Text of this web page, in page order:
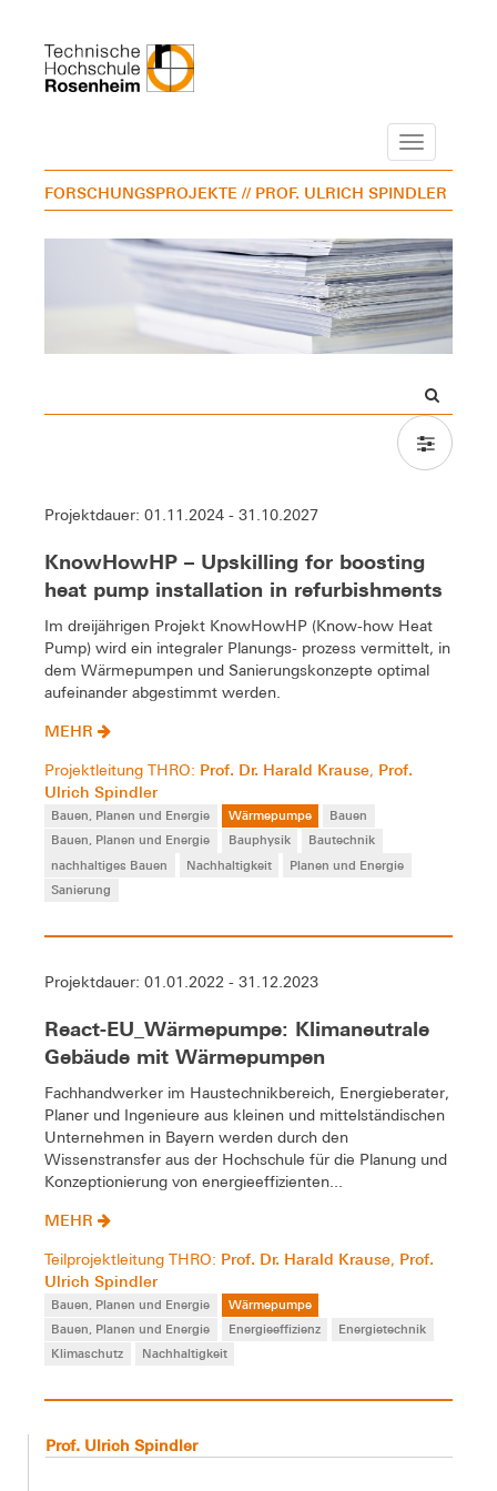
Navigation
FORSCHUNGSPROJEKTE // PROF. ULRICH SPINDLER
Projektdauer: 01.11.2024 - 31.10.2027
KnowHowHP – Upskilling for boosting
heat pump installation in refurbishments
Im dreijährigen Projekt KnowHowHP (Know-how Heat
Pump) wird ein integraler Planungs- prozess vermittelt, in
dem Wärmepumpen und Sanierungskonzepte optimal
aufeinander abgestimmt werden.
MEHR
Projektleitung THRO: Prof. Dr. Harald Krause, Prof.
Ulrich Spindler
Bauen, Planen und Energie Wärmepumpe
Bauen
Bauen, Planen und Energie
Bauphysik
Bautechnik
nachhaltiges Bauen
Nachhaltigkeit
Planen und Energie
Sanierung
Projektdauer: 01.01.2022 - 31.12.2023
React-EU_Wärmepumpe: Klimaneutrale
Gebäude mit Wärmepumpen
Fachhandwerker im Haustechnikbereich, Energieberater,
Planer und Ingenieure aus kleinen und mittelständischen
Unternehmen in Bayern werden durch den
Wissenstransfer aus der Hochschule für die Planung und
Konzeptionierung von energieeffizienten...
MEHR
Teilprojektleitung THRO: Prof. Dr. Harald Krause, Prof.
Ulrich Spindler
Bauen, Planen und Energie
Wärmepumpe
Bauen, Planen und Energie
Energieeffizienz
Energietechnik
Klimaschutz
Nachhaltigkeit
Prof. Ulrich Spindler